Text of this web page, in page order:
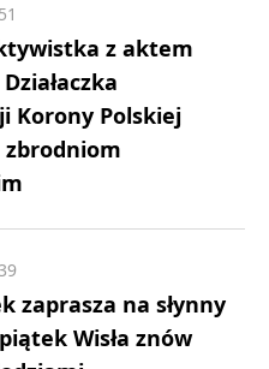
z aktem
Korony Polskiej
zbrodniom
zaprasza na słynny
Wisła znów